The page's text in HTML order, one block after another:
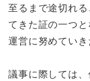
至るまで途切れ
てきた証の一つ
運営に努めていき
議事に際しては